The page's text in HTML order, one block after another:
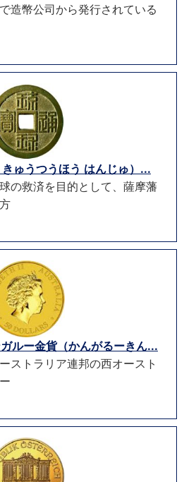
造幣公司から発行されている
ゅうつうほう はんじゅ）...
の救済を目的として、薩摩藩
ルー金貨（かんがるーきん...
ストラリア連邦の西オースト